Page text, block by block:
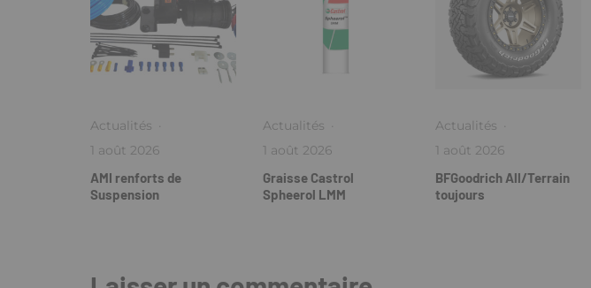
Actualités ·
1 août 2026
AMI renforts de
Suspension
Actualités ·
1 août 2026
Graisse Castrol
Spheerol LMM
Actualités ·
1 août 2026
BFGoodrich All/Terrain
toujours